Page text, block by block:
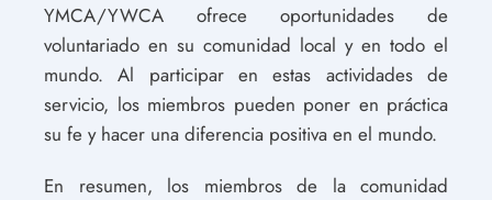
YMCA/YWCA ofrece oportunidades de
voluntariado en su comunidad local y en todo el
mundo. Al participar en estas actividades de
servicio, los miembros pueden poner en práctica
su fe y hacer una diferencia positiva en el mundo.
En resumen, los miembros de la comunidad